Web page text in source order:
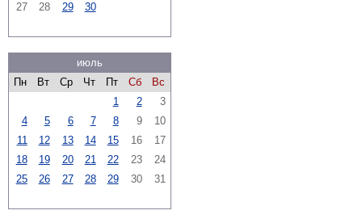
27
28 29 30
июль
Пн
Вт Ср Чт Пт Сб
Вс
1
2
3
4
5 6 7 8 9
10
11
12 13 14 15 16
17
18
19 20 21 22 23
24
25
26 27 28 29 30 31